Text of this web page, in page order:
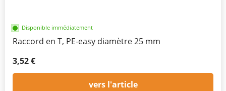
Disponible immédiatement
Raccord en T, PE-easy diamètre 25 mm
3,52 €
vers l'article